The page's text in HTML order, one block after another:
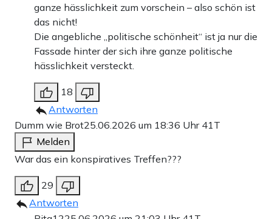
ganze hässlichkeit zum vorschein – also schön ist
das nicht!
Die angebliche „politische schönheit“ ist ja nur die
Fassade hinter der sich ihre ganze politische
hässlichkeit versteckt.
18
Antworten
Dumm wie Brot25.06.2026 um 18:36 Uhr 41T
Melden
War das ein konspiratives Treffen???
29
Antworten